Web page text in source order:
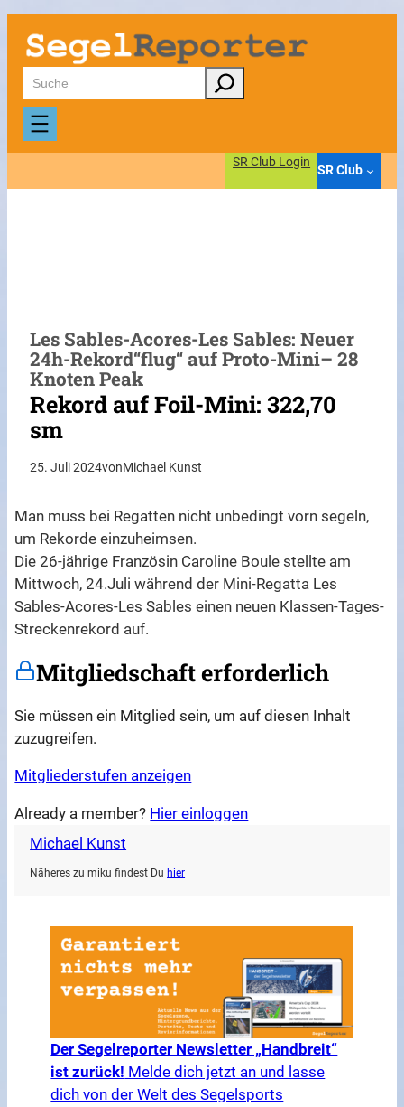
Zum
Inhalt
springen
Suchen
SR Club Login
SR Club
Les Sables-Acores-Les Sables: Neuer
24h-Rekord“flug“ auf Proto-Mini– 28
Knoten Peak
Rekord auf Foil-Mini: 322,70
sm
25. Juli 2024vonMichael Kunst
Man muss bei Regatten nicht unbedingt vorn segeln,
um Rekorde einzuheimsen.
Die 26-jährige Französin Caroline Boule stellte am
Mittwoch, 24.Juli während der Mini-Regatta Les
Sables-Acores-Les Sables einen neuen Klassen-Tages-
Streckenrekord auf.
Mitgliedschaft erforderlich
Sie müssen ein Mitglied sein, um auf diesen Inhalt
zuzugreifen.
Mitgliederstufen anzeigen
Already a member? Hier einloggen
Michael Kunst
Näheres zu miku findest Du hier
Der Segelreporter Newsletter „Handbreit“
ist zurück! Melde dich jetzt an und lasse
dich von der Welt des Segelsports